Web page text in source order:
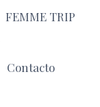
FEMME TRIP
Contacto